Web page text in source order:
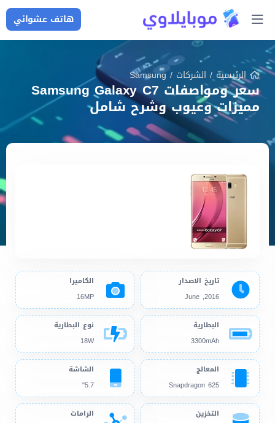
هاتف عشوائي
الرئيسية/ الشركات /
Samsung
سعر ومواصفات Samsung Galaxy C7
مميزات وعيوب وشرح شامل
تاريخ الاصدار
2016, June
الكاميرا
16MP
البطارية
3300mAh
نوع البطارية
18W
المعالج
Snapdragon 625
الشاشة
5.7"
التخزين
الرامات